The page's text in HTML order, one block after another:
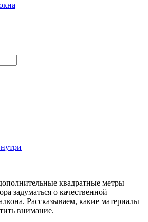
квадратные метры
задуматься о качественной
Рассказываем, какие материалы
внимание.